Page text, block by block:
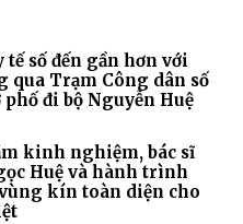
số đến gần hơn với
qua Trạm Công dân số
phố đi bộ Nguyễn Huệ
kinh nghiệm, bác sĩ
Huệ và hành trình
kín toàn diện cho